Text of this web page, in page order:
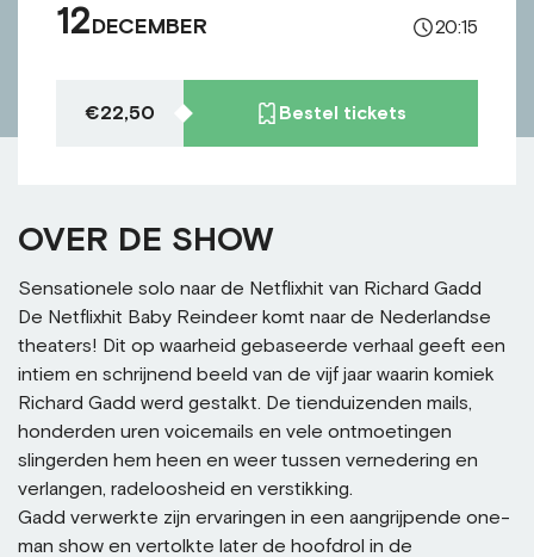
12 DECEMBER 20:15
€22,50 Bestel tickets
OVER DE SHOW
Sensationele solo naar de Netflixhit van Richard Gadd
De Netflixhit Baby Reindeer komt naar de Nederlandse
theaters! Dit op waarheid gebaseerde verhaal geeft een
intiem en schrijnend beeld van de vijf jaar waarin komiek
Richard Gadd werd gestalkt. De tienduizenden mails,
honderden uren voicemails en vele ontmoetingen
slingerden hem heen en weer tussen vernedering en
verlangen, radeloosheid en verstikking.
Gadd verwerkte zijn ervaringen in een aangrijpende one-
man show en vertolkte later de hoofdrol in de